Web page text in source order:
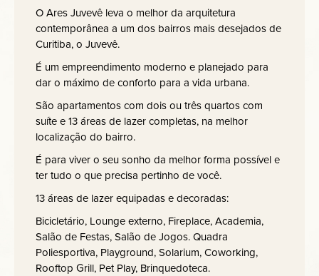
O Ares Juvevê leva o melhor da arquitetura
contemporânea a um dos bairros mais desejados de
Curitiba, o Juvevê.
É um empreendimento moderno e planejado para
dar o máximo de conforto para a vida urbana.
São apartamentos com dois ou três quartos com
suíte e 13 áreas de lazer completas, na melhor
localização do bairro.
É para viver o seu sonho da melhor forma possível e
ter tudo o que precisa pertinho de você.
13 áreas de lazer equipadas e decoradas:
Bicicletário, Lounge externo, Fireplace, Academia,
Salão de Festas, Salão de Jogos. Quadra
Poliesportiva, Playground, Solarium, Coworking,
Rooftop Grill, Pet Play, Brinquedoteca.